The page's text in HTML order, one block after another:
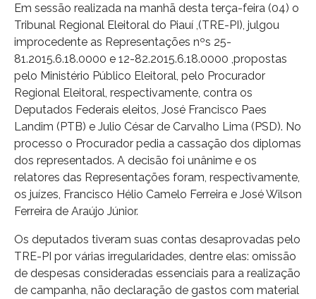
Em sessão realizada na manhã desta terça-feira (04) o
Tribunal Regional Eleitoral do Piauí ,(TRE-PI), julgou
improcedente as Representações nºs 25-
81.2015.6.18.0000 e 12-82.2015.6.18.0000 ,propostas
pelo Ministério Público Eleitoral, pelo Procurador
Regional Eleitoral, respectivamente, contra os
Deputados Federais eleitos, José Francisco Paes
Landim (PTB) e Julio César de Carvalho Lima (PSD). No
processo o Procurador pedia a cassação dos diplomas
dos representados. A decisão foi unânime e os
relatores das Representações foram, respectivamente,
os juízes, Francisco Hélio Camelo Ferreira e José Wilson
Ferreira de Araújo Júnior.
Os deputados tiveram suas contas desaprovadas pelo
TRE-PI por várias irregularidades, dentre elas: omissão
de despesas consideradas essenciais para a realização
de campanha, não declaração de gastos com material